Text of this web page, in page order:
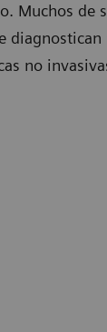
Muchos de
no